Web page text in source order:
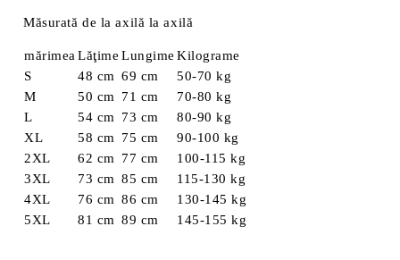
Măsurată de la axilă la axilă
mărimea Lăţime Lungime Kilograme
S
48 cm 69 cm
50-70 kg
M
50 cm 71 cm
70-80 kg
L
54 cm 73 cm
80-90 kg
XL
58 cm 75 cm
90-100 kg
2XL
62 cm 77 cm
100-115 kg
3XL
73 cm 85 cm
115-130 kg
4XL
76 cm 86 cm
130-145 kg
5XL
81 cm 89 cm 145-155 kg